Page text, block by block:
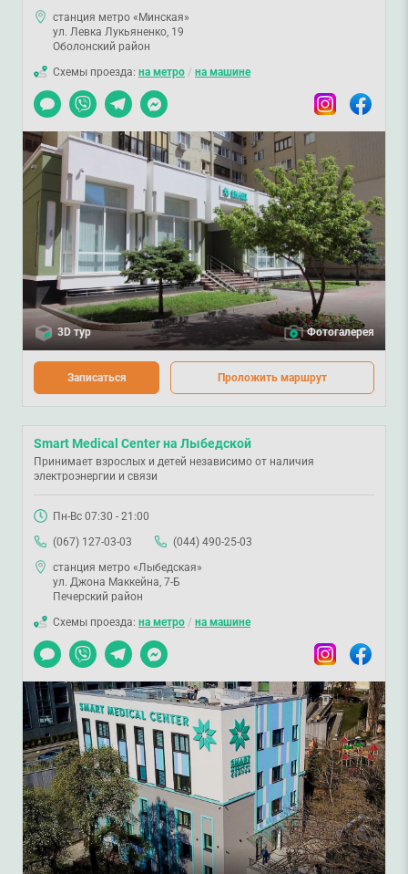
станция метро «Минская»
ул. Левка Лукьяненко, 19
Оболонский район
Схемы проезда: на метро / на машине
Чат
Viber TelegramMessenger InstagramFacebook
3D тур Фотогалерея
Записаться Проложить маршрут
Smart Medical Center на Лыбедской
Принимает взрослых и детей независимо от наличия
электроэнергии и связи
Пн-Вс 07:30 - 21:00
(067) 127-03-03
(044) 490-25-03
станция метро «Лыбедская»
ул. Джона Маккейна, 7-Б
Печерский район
Схемы проезда: на метро / на машине
Чат
Viber TelegramMessenger InstagramFacebook